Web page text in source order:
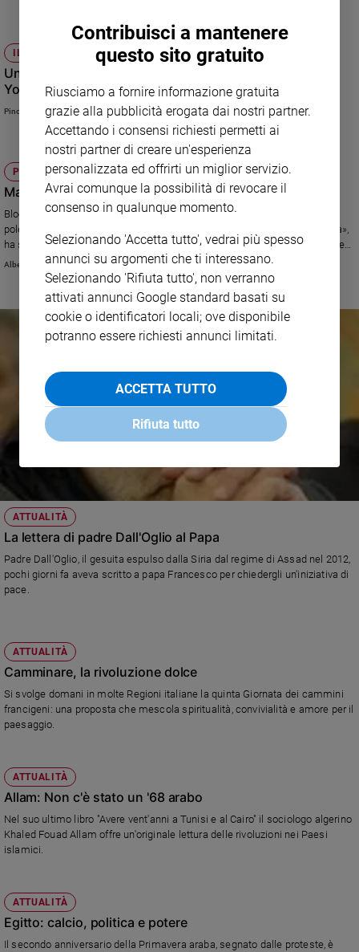
IL DIGITALE CHE C'È IN NOI
Una bambina dona una moneta. E Beethoven illumina
YouTube
Pino Pignatta
PROTESTA
Ma i "forconi" non salvano l'Italia
Blocchi, presidi, cortei continuano a scuotere l'Italia. Alimentando la
polemica politica. «Vi chiedo di non proteggere più questa classe politica»,
ha scritto alle Forze dell'ordine Beppe Grillo. Le repliche di Alfano, del Pd e
di Casini. In strada camionisti, negozianti, disoccupati. Ma anche ultrà ed
estrema destra.
Alberto Chiara
ATTUALITÀ
La lettera di padre Dall'Oglio al Papa
Padre Dall'Oglio, il gesuita espulso dalla Siria dal regime di Assad nel 2012,
pochi giorni fa aveva scritto a papa Francesco per chiedergli un'iniziativa di
pace.
ATTUALITÀ
Camminare, la rivoluzione dolce
Si svolge domani in molte Regioni italiane la quinta Giornata dei cammini
francigeni: una proposta che mescola spiritualità, convivialità e amore per il
paesaggio.
ATTUALITÀ
Allam: Non c'è stato un '68 arabo
Nel suo ultimo libro "Avere vent'anni a Tunisi e al Cairo" il sociologo algerino
Khaled Fouad Allam offre un'originale lettura delle rivoluzioni nei Paesi
islamici.
ATTUALITÀ
Egitto: calcio, politica e potere
Il secondo anniversario della Primavera araba, segnato dalle proteste, è
Contribuisci a mantenere
questo sito gratuito
Riusciamo a fornire informazione gratuita
grazie alla pubblicità erogata dai nostri partner.
Accettando i consensi richiesti permetti ai
nostri partner di creare un'esperienza
personalizzata ed offrirti un miglior servizio.
Avrai comunque la possibilità di revocare il
consenso in qualunque momento.
Selezionando 'Accetta tutto', vedrai più spesso
annunci su argomenti che ti interessano.
Selezionando 'Rifiuta tutto', non verranno
attivati annunci Google standard basati su
cookie o identificatori locali; ove disponibile
potranno essere richiesti annunci limitati.
ACCETTA TUTTO
Rifiuta tutto